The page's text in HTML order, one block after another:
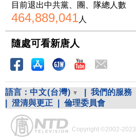
目前退出中共黨、團、隊總人數
464,889,041人
隨處可看新唐人
語言： 中文(台灣) 我們的服務
澄清與更正 倫理委員會
Copyright ©2002-2023